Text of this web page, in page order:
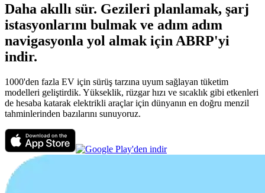
Daha akıllı sür. Gezileri planlamak, şarj
istasyonlarını bulmak ve adım adım
navigasyonla yol almak için ABRP'yi
indir.
1000'den fazla EV için sürüş tarzına uyum sağlayan tüketim
modelleri geliştirdik. Yükseklik, rüzgar hızı ve sıcaklık gibi etkenleri
de hesaba katarak elektrikli araçlar için dünyanın en doğru menzil
tahminlerinden bazılarını sunuyoruz.